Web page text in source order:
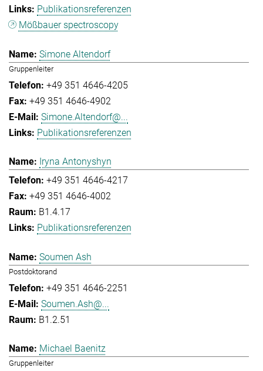
Publikationsreferenzen
Mößbauer spectroscopy
Simone Altendorf
Gruppenleiter
+49 351 4646-4205
+49 351 4646-4902
Simone.Altendorf@...
Publikationsreferenzen
Iryna Antonyshyn
+49 351 4646-4217
+49 351 4646-4002
B1.4.17
Publikationsreferenzen
Soumen Ash
Postdoktorand
+49 351 4646-2251
Soumen.Ash@...
B1.2.51
Michael Baenitz
Gruppenleiter